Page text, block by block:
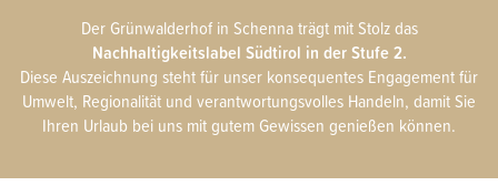
Der Grünwalderhof in Schenna trägt mit Stolz das
Nachhaltigkeitslabel Südtirol in der Stufe 2.
Diese Auszeichnung steht für unser konsequentes Engagement für
Umwelt, Regionalität und verantwortungsvolles Handeln, damit Sie
Ihren Urlaub bei uns mit gutem Gewissen genießen können.